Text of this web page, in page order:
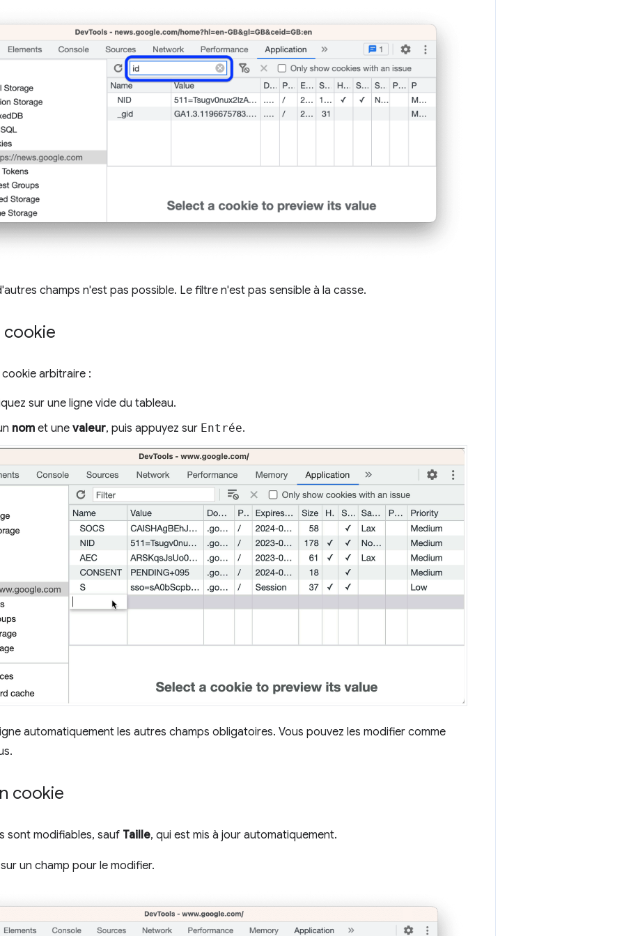
champs n'est pas possible. Le filtre n'est pas sensible à la casse.
cookie
arbitraire :
sur une ligne vide du tableau.
nom et une valeur, puis appuyez sur Entrée.
automatiquement les autres champs obligatoires. Vous pouvez les modifier comme
cookie
sont modifiables, sauf Taille, qui est mis à jour automatiquement.
un champ pour le modifier.